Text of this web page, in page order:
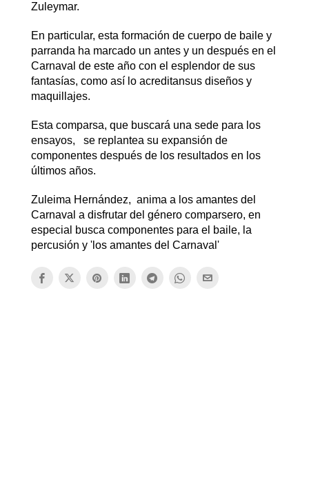
Zuleymar.
En particular, esta formación de cuerpo de baile y
parranda ha marcado un antes y un después en el
Carnaval de este año con el esplendor de sus
fantasías, como así lo acreditansus diseños y
maquillajes.
Esta comparsa, que buscará una sede para los
ensayos, se replantea su expansión de
componentes después de los resultados en los
últimos años.
Zuleima Hernández, anima a los amantes del
Carnaval a disfrutar del género comparsero, en
especial busca componentes para el baile, la
percusión y 'los amantes del Carnaval'